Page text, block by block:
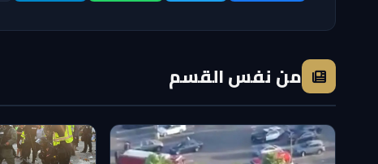
من نفس القسم